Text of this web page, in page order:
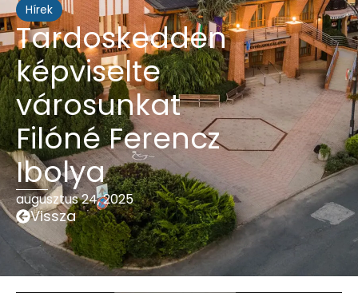
Hírek
Tardoskedden
képviselte
városunkat
Filóné Ferencz
Ibolya
augusztus 24, 2025
Vissza